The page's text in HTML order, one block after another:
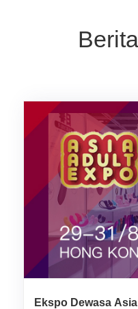
Ekspo Dewasa